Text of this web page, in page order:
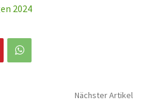
2024
Nächster Artikel